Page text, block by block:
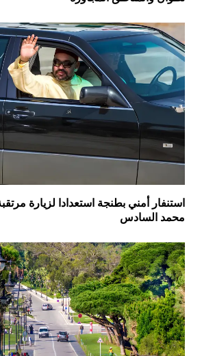
استنفار أمني بطنجة استعدادا لزيارة
محمد السادس